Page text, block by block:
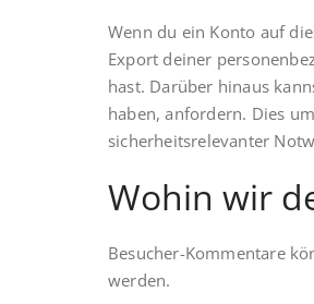
Wenn du ein Konto auf
Export deiner
hast. Darüber hinaus
haben, anfordern. Dies
sicherheitsrelevanter
Wohin wir
Besucher-Kommentare
werden.